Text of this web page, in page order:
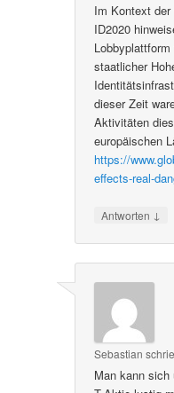
Im Kontext
ID2020
staatlicher
dieser Zeit
Aktivitäten
europäischen
https://
effects-real-
Antworten ↓
Sebastian
Man kann sich